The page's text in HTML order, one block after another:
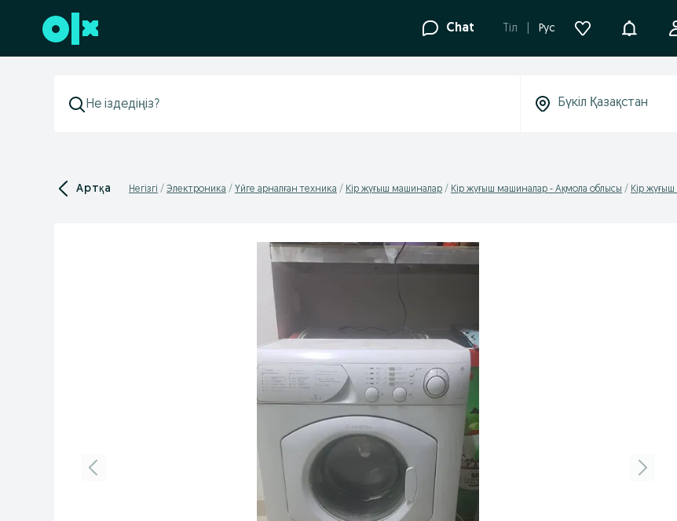
Төменгі деректемеге өту Chat Tіл Рус
Артқа Негізгі Электроника Үйге арналған техника Кір жуғыш машиналар Кір жуғыш машиналар - Ақмола облысы Кір